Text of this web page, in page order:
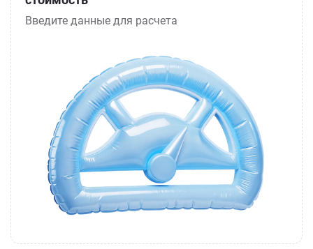
Введите данные для расчета